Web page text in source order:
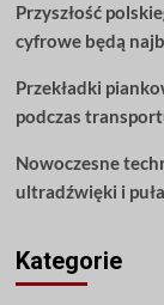
Przyszłość
cyfrowe będą
Przekładki
podczas
Nowoczesne
ultradźwięki i
Kategorie